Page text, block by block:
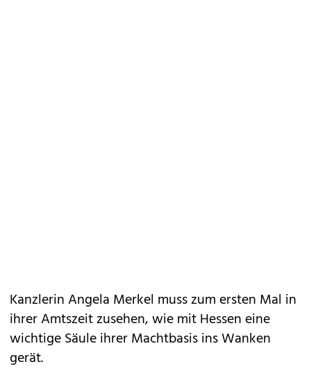
Kanzlerin Angela Merkel muss zum ersten Mal in
ihrer Amtszeit zusehen, wie mit Hessen eine
wichtige Säule ihrer Machtbasis ins Wanken
gerät.